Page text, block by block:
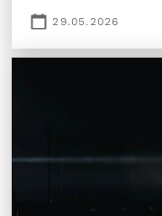
29.05.2026